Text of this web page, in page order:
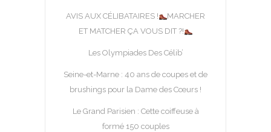
AVIS AUX CÉLIBATAIRES !
MARCHER
ET MATCHER ÇA VOUS DIT ?!
Les Olympiades Des Célib’
Seine-et-Marne : 40 ans de coupes et de
brushings pour la Dame des Cœurs !
Le Grand Parisien : Cette coiffeuse à
formé 150 couples